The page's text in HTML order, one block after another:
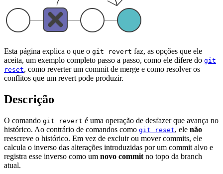
Esta página explica o que o git revert faz, as opções que ele
aceita, um exemplo completo passo a passo, como ele difere do git
reset, como reverter um commit de merge e como resolver os
conflitos que um revert pode produzir.
Descrição
O comando git revert é uma operação de desfazer que avança no
histórico. Ao contrário de comandos como git reset, ele não
reescreve o histórico. Em vez de excluir ou mover commits, ele
calcula o inverso das alterações introduzidas por um commit alvo e
registra esse inverso como um novo commit no topo da branch
atual.